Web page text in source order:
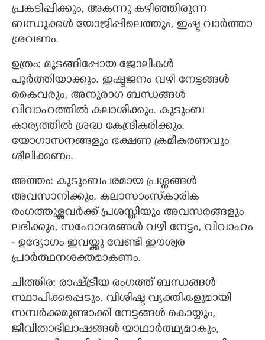
പ്രകടിപ്പിക്കും, അകന്നു കഴിഞ്ഞിരുന്ന
ബന്ധുക്കള്‍ യോജിപ്പിലെത്തും, ഇഷ്ട വാര്‍ത്താ
ശ്രവണം.
ഉത്രം: മുടങ്ങിപ്പോയ ജോലികൾ
പൂർത്തിയാക്കും. ഇഷ്ടജനം വഴി നേട്ടങ്ങള്‍
കൈവരും, അനുരാഗ ബന്ധങ്ങള്‍
വിവാഹത്തില്‍ കലാശിക്കും. കുടുംബ
കാര്യത്തില്‍ ശ്രദ്ധ കേന്ദ്രീകരിക്കും.
യോഗാസനങ്ങളും ഭക്ഷണ ക്രമീകരണവും
ശീലിക്കണം.
അത്തം: കുടുംബപരമായ പ്രശ്നങ്ങൾ
അവസാനിക്കും. കലാസാംസ്‌കാരിക
രംഗത്തുള്ളവര്‍ക്ക് പ്രശസ്തിയും അവസരങ്ങളും
ലഭിക്കും, സഹോദരങ്ങള്‍ വഴി നേട്ടം, വിവാഹം
- ഉദ്യോഗം ഇവയ്ക്കു വേണ്ടി ഈശ്വര
പ്രാര്‍ത്ഥനശക്തമാകണം.
ചിത്തിര: രാഷ്ട്രീയ രംഗത്ത് ബന്ധങ്ങൾ
സ്ഥാപിക്കപ്പെടും. വിശിഷ്ട വ്യക്തികളുമായി
സമ്പര്‍ക്കമുണ്ടാക്കി നേട്ടങ്ങള്‍ കൊയ്യും,
ജീവിതാഭിലാഷങ്ങള്‍ യാഥാര്‍ത്ഥ്യമാകും,